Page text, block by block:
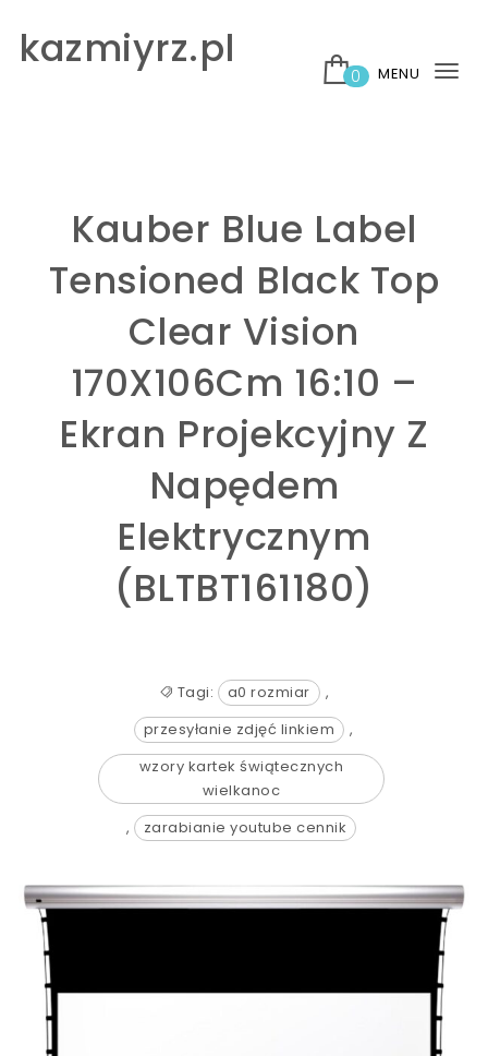
kazmiyrz.pl
0 MENU
Kauber Blue Label
Tensioned Black Top
Clear Vision
170X106Cm 16:10 –
Ekran Projekcyjny Z
Napędem
Elektrycznym
(BLTBT161180)
Tagi: a0 rozmiar
,
przesyłanie zdjęć linkiem
,
wzory kartek świątecznych
wielkanoc
,
zarabianie youtube cennik